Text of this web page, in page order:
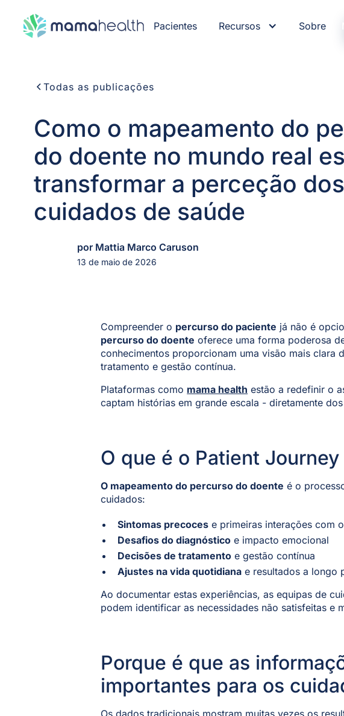
Pacientes Recursos Sobre
Todas as publicações
Como o mapeamento do
do doente no mundo real
transformar a perceção dos
cuidados de saúde
por Mattia Marco Caruson
13 de maio de 2026
Compreender o percurso do paciente já não é
percurso do doente oferece uma forma poderosa
conhecimentos proporcionam uma visão mais clara
tratamento e gestão contínua.
Plataformas como mama health estão a redefinir o
captam histórias em grande escala - diretamente
O que é o Patient
O mapeamento do percurso do doente é o
cuidados:
Sintomas precoces e primeiras interações com
Desafios do diagnóstico e impacto emocional
Decisões de tratamento e gestão contínua
Ajustes na vida quotidiana e resultados a longo
Ao documentar estas experiências, as equipas de
podem identificar as necessidades não satisfeitas e
Porque é que as
importantes para os